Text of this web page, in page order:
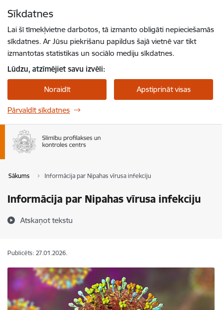
Sīkdatnes
Lai šī tīmekļvietne darbotos, tā izmanto obligāti nepieciešamās
sīkdatnes. Ar Jūsu piekrišanu papildus šajā vietnē var tikt
izmantotas statistikas un sociālo mediju sīkdatnes.
Lūdzu, atzīmējiet savu izvēli:
Noraidīt Apstiprināt visas
Pārvaldīt sīkdatnes
Sākums Informācija par Nipahas vīrusa infekciju
Informācija par Nipahas vīrusa infekciju
Atskaņot tekstu
Publicēts: 27.01.2026.